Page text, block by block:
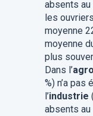
absents au
les
moyenne
moyenne
plus
Dans l’
%) n’a pas
l’industrie
absents au